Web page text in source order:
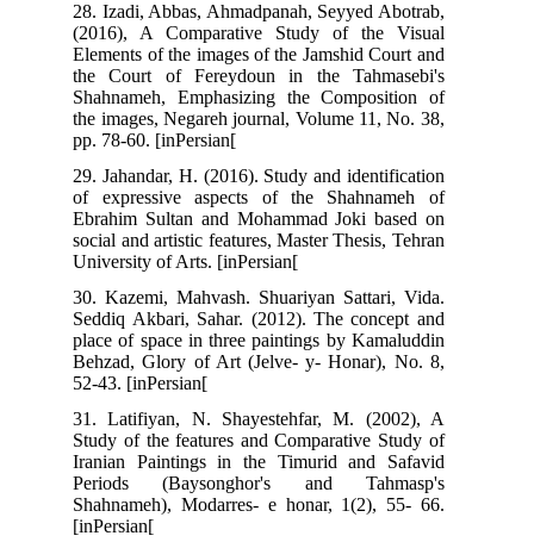
28. Izadi, Abbas, Ahmadpanah, Seyyed Abotrab,
(2016), A Comparative Study of the Visual
Elements of the images of the Jamshid Court and
the Court of Fereydoun in the Tahmasebi's
Shahnameh, Emphasizing the Composition of
the images, Negareh journal, Volume 11, No. 38,
pp. 78-60. [inPersian[
29. Jahandar, H. (2016). Study and identification
of expressive aspects of the Shahnameh of
Ebrahim Sultan and Mohammad Joki based on
social and artistic features, Master Thesis, Tehran
University of Arts. [inPersian[
30. Kazemi, Mahvash. Shuariyan Sattari, Vida.
Seddiq Akbari, Sahar. (2012). The concept and
place of space in three paintings by Kamaluddin
Behzad, Glory of Art (Jelve- y- Honar), No. 8,
52-43. [inPersian[
31. Latifiyan, N. Shayestehfar, M. (2002), A
Study of the features and Comparative Study of
Iranian Paintings in the Timurid and Safavid
Periods (Baysonghor's and Tahmasp's
Shahnameh), Modarres- e honar, 1(2), 55- 66.
[inPersian[